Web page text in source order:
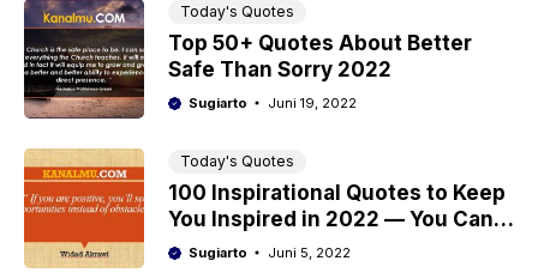
Today's Quotes
Top 50+ Quotes About Better
Safe Than Sorry 2022
Sugiarto Juni 19, 2022
Today's Quotes
100 Inspirational Quotes to Keep
You Inspired in 2022 — You Can
Get The Hard Thing
Sugiarto Juni 5, 2022